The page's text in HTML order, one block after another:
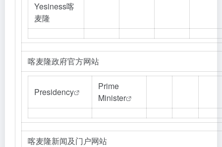
Yesiness喀
麦隆
喀麦隆政府官方网站
Presidency
Prime
Minister
喀麦隆新闻及门户网站